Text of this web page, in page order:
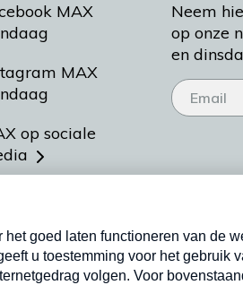
MAX
MAX
op sociale
Actueel
Holland Bakt
Neem
op onze
en
Nieuwsbrief